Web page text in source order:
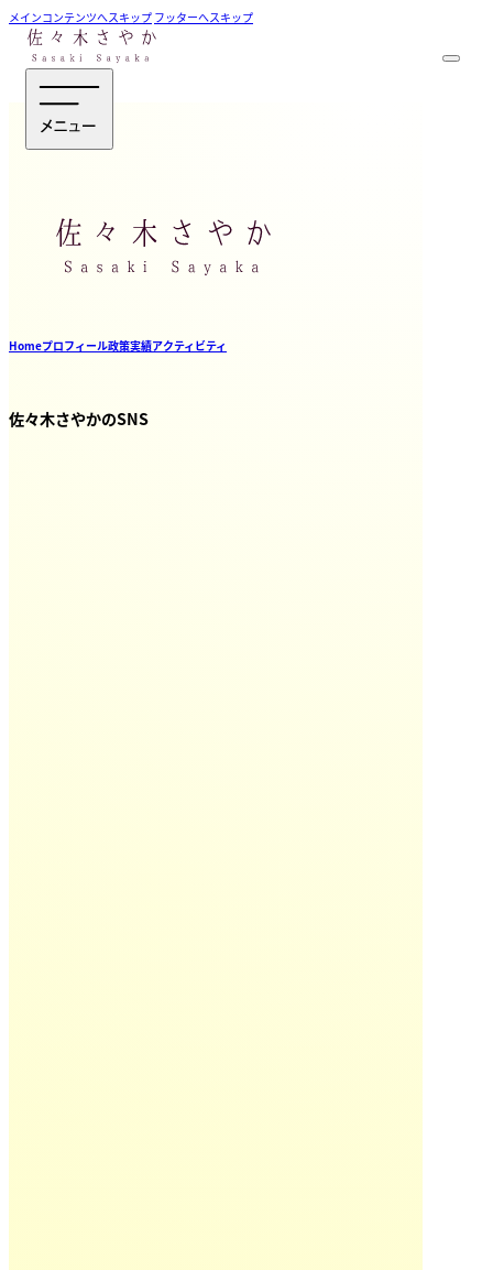
メインコンテンツへスキップ フッターへスキップ
Homeプロフィール政策実績アクティビティ
佐々木さやかのSNS